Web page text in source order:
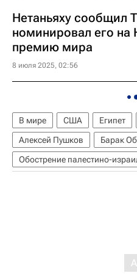
Нетаньяху сообщил
номинировал его на
премию мира
8 июля 2025, 02:56
В мире США Египет
Алексей Пушков
Барак
Обострение палестино-